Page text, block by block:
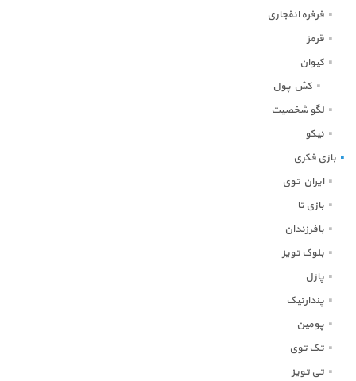
فرفره انفجاری
قرمز
کیوان
کش پول
لگو شخصیت
نیکو
بازی فکری
ایران توی
بازی تا
بافرزندان
بلوک تویز
پازل
پندارنیک
پومین
تک توی
تی تویز